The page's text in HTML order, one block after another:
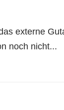
externe
noch nicht...